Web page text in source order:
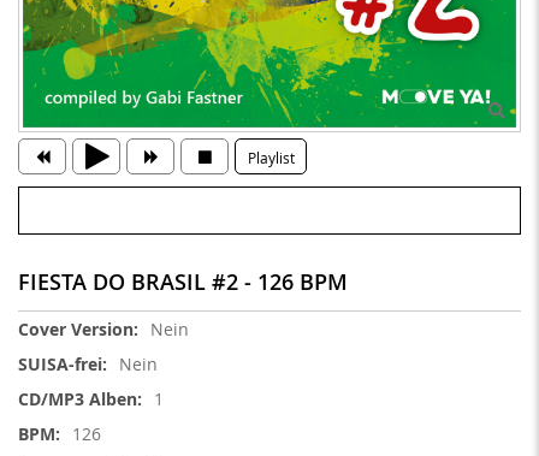
Playlist
FIESTA DO BRASIL #2 - 126 BPM
Weitere
Nein
Nein
1
126